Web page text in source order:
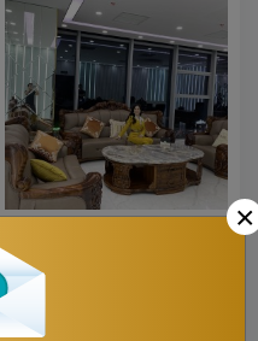
VOI Quyền Quý
348,000,000đ
×